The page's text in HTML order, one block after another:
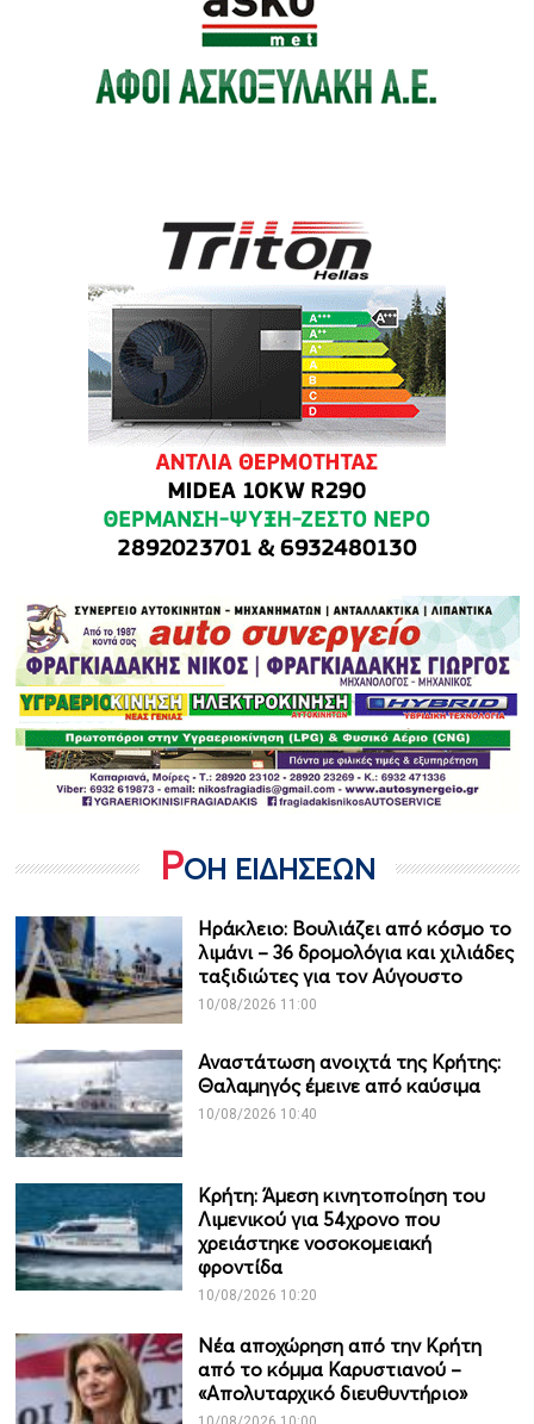
ΡΟΗ ΕΙΔΗΣΕΩΝ
Ηράκλειο: Βουλιάζει από κόσμο το
λιμάνι – 36 δρομολόγια και χιλιάδες
ταξιδιώτες για τον Αύγουστο
10/08/2026 11:00
Αναστάτωση ανοιχτά της Κρήτης:
Θαλαμηγός έμεινε από καύσιμα
10/08/2026 10:40
Κρήτη: Άμεση κινητοποίηση του
Λιμενικού για 54χρονο που
χρειάστηκε νοσοκομειακή
φροντίδα
10/08/2026 10:20
Νέα αποχώρηση από την Κρήτη
από το κόμμα Καρυστιανού –
«Απολυταρχικό διευθυντήριο»